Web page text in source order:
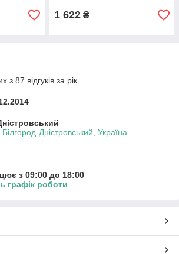
1 622 ₴
з 87 відгуків за рік
Дністровський, Україна
з 09:00 до 18:00
графік роботи